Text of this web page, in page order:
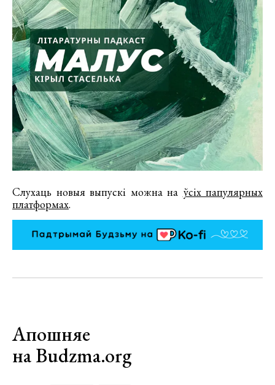
Слухаць новыя выпускі можна на ўсіх папулярных
платформах.
Апошняе
на Budzma.org